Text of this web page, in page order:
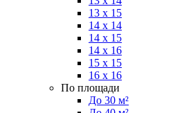
13 x 15
14 x 14
14 x 15
14 x 16
15 x 15
16 x 16
По площади
До 30 м²